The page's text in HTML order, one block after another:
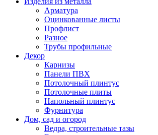
Арматура
Оцинкованные листы
Профлист
Разное
Трубы профильные
Декор
Карнизы
Панели ПВХ
Потолочный плинтус
Потолочные плиты
Напольный плинтус
Фурнитура
Дом, сад и огород
Ведра, строительные тазы